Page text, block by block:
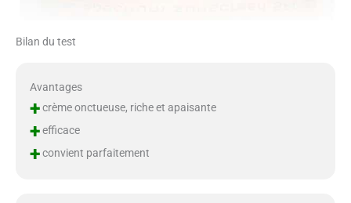
Bilan du test
Avantages
+crème onctueuse, riche et apaisante
+efficace
+convient parfaitement